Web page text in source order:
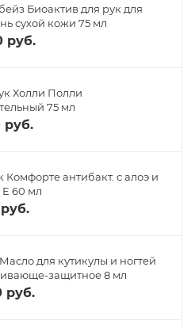
Биоактив для рук для
сухой кожи 75 мл
руб.
Холли Полли
75 мл
руб.
Комфорте антибакт. с алоэ и
60 мл
руб.
для кутикулы и ногтей
защитное 8 мл
руб.